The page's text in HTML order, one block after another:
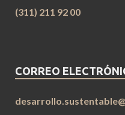
(311) 211 92 00
CORREO